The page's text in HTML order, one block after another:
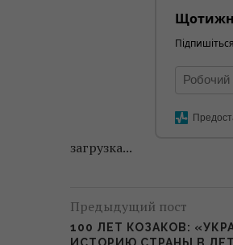
загрузка...
Предыдущий пост
100 ЛЕТ КОЗАКОВ: